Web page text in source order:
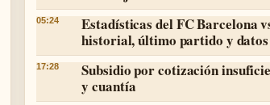
05:24
Estadísticas del FC Barcelona
historial, último partido y datos
17:28
Subsidio por cotización
y cuantía